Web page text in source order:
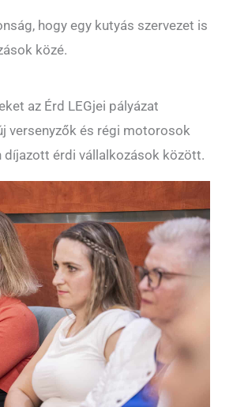
hogy egy kutyás szervezet is
közé.
az Érd LEGjei pályázat
versenyzők és régi motorosok
érdi vállalkozások között.